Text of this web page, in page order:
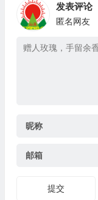
发表评论
匿名网友
昵称
邮箱
提交